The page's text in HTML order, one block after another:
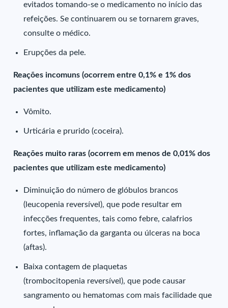
evitados tomando-se o medicamento no início das
refeições. Se continuarem ou se tornarem graves,
consulte o médico.
Erupções da pele.
Reações incomuns (ocorrem entre 0,1% e 1% dos
pacientes que utilizam este medicamento)
Vômito.
Urticária e prurido (coceira).
Reações muito raras (ocorrem em menos de 0,01% dos
pacientes que utilizam este medicamento)
Diminuição do número de glóbulos brancos
(leucopenia reversível), que pode resultar em
infecções frequentes, tais como febre, calafrios
fortes, inflamação da garganta ou úlceras na boca
(aftas).
Baixa contagem de plaquetas
(trombocitopenia reversível), que pode causar
sangramento ou hematomas com mais facilidade que